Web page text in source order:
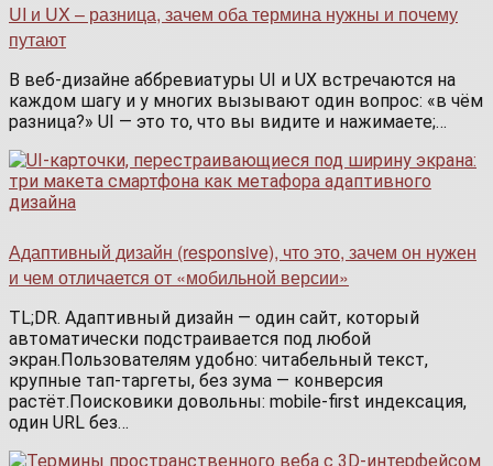
UI и UX – разница, зачем оба термина нужны и почему
путают
В веб-дизайне аббревиатуры UI и UX встречаются на
каждом шагу и у многих вызывают один вопрос: «в чём
разница?» UI — это то, что вы видите и нажимаете;…
Адаптивный дизайн (responsive), что это, зачем он нужен
и чем отличается от «мобильной версии»
TL;DR. Адаптивный дизайн — один сайт, который
автоматически подстраивается под любой
экран.Пользователям удобно: читабельный текст,
крупные тап-таргеты, без зума — конверсия
растёт.Поисковики довольны: mobile-first индексация,
один URL без…